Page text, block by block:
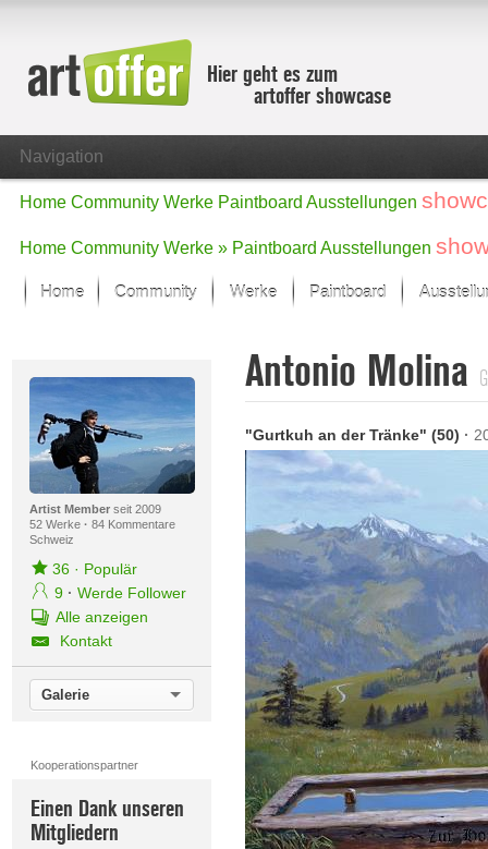
Hier geht es zum
artoffer showcase
Navigation
Home Community Werke Paintboard Ausstellungen
Home Community Werke » Paintboard Ausstellungen
Home Community Werke
Der letzte Monat im Fokus
Alle Fokus-Werke
Fokus-Werke
Neue Werke – Auswahl
Alle neuen Werke
Paintboard
Artist Memberseit 2009
52 Werke · 84 Kommentare
Schweiz
36· Populär
9 · Werde Follower
Alle anzeigen
Kontakt
Galerie
Kooperationspartner
Einen Dank unseren
Mitgliedern
Antonio Molina
"Gurtkuh an der Tränke" (50) ·